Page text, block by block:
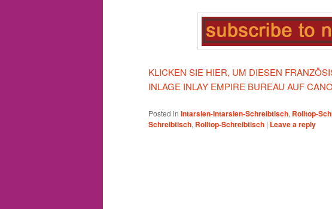
KLICKEN SIE HIER, UM DIESEN
INLAGE INLAY EMPIRE BUREAU AUF
Posted in Intarsien-Intarsien-Schreibtisch, Rolltop-
Schreibtisch, Rolltop-Schreibtisch | Leave a reply